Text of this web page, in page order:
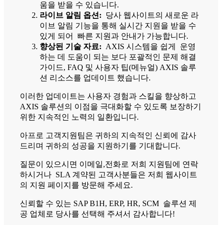
움을 받을 수 있습니다.
라이브 알림 옵션: 당사 웹사이트의 새로운 라
이브 알림 기능을 통해 실시간 지원을 받을 수
있게 되어 빠른 지원과 안내가 가능합니다.
향상된 기술 자료: AXIS 시스템을 쉽게 운영
하는 데 도움이 되는 보다 포괄적인 문제 해결
가이드, FAQ 및 사용자 팁(메뉴얼) AXIS 솔루
션 리소스를 업데이트 했습니다.
이러한 업데이트는 사용자 경험과 스킬을 향상하고
AXIS 솔루션의 이점을 극대화할 수 있도록 보장하기
위한 지속적인 노력의 일환입니다.
아프로 고객지원팀은 귀하의 지속적인 신뢰에 감사
드리며 귀하의 성공을 지원하기를 기대합니다.
질문이 있으시면 이메일,전화로 저희 지원팀에 연락
하시거나 SLA 계약된 고객사분들은 저희 웹사이트
의 지원 페이지를 방문해 주세요.
신뢰할 수 있는 SAP B1H, ERP, HR, SCM 솔루션 제
공 업체로 당사를 선택해 주셔서 감사합니다!